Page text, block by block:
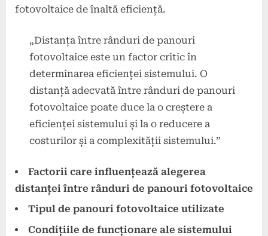
fotovoltaice de înaltă eficiență.
„Distanța între rânduri de panouri
fotovoltaice este un factor critic în
determinarea eficienței sistemului. O
distanță adecvată între rânduri de panouri
fotovoltaice poate duce la o creștere a
eficienței sistemului și la o reducere a
costurilor și a complexității sistemului.”
Factorii care influențează alegerea
distanței între rânduri de panouri fotovoltaice
Tipul de panouri fotovoltaice utilizate
Condițiile de funcționare ale sistemului